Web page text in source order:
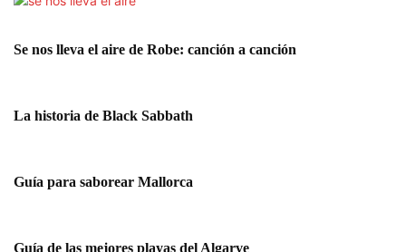
Se nos lleva el aire de Robe: canción a canción
La historia de Black Sabbath
Guía para saborear Mallorca
Guía de las mejores playas del Algarve